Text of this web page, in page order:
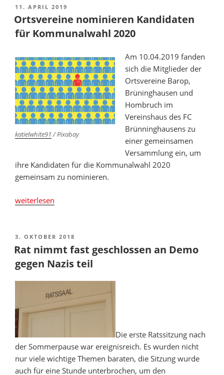
gegen
globale
Klimakrise“
VERÖFFENTLICHT
AM
11. APRIL 2019
Ortsvereine nominieren Kandidaten
für Kommunalwahl 2020
katielwhite91/ Pixabay
Am 10.04.2019 fanden
sich die Mitglieder der
Ortsvereine Barop,
Brüninghausen und
Hombruch im
Vereinshaus des FC
Brünninghausens zu
einer gemeinsamen
Versammlung ein, um
ihre Kandidaten für die Kommunalwahl 2020
gemeinsam zu nominieren.
„Ortsvereine
für
Kommunalwahl
2020“
weiterlesen
VERÖFFENTLICHT
AM
3. OKTOBER 2018
Rat nimmt fast geschlossen an Demo
gegen Nazis teil
Die erste Ratssitzung nach
der Sommerpause war ereignisreich. Es wurden nicht
nur viele wichtige Themen baraten, die Sitzung wurde
auch für eine Stunde unterbrochen, um den